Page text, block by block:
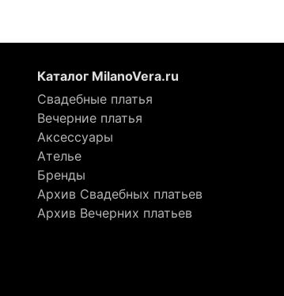
Каталог MilanoVera.ru
Свадебные платья
Вечерние платья
Аксессуары
Ателье
Бренды
Архив Свадебных платьев
Архив Вечерних платьев